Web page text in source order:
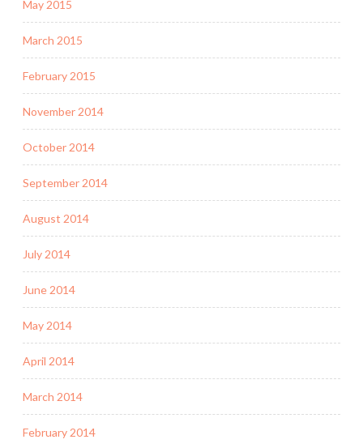
May 2015
March 2015
February 2015
November 2014
October 2014
September 2014
August 2014
July 2014
June 2014
May 2014
April 2014
March 2014
February 2014